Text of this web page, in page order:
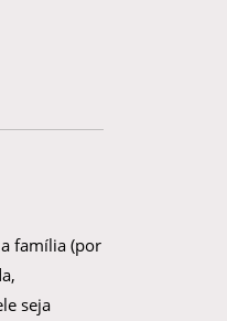
família (por
seja